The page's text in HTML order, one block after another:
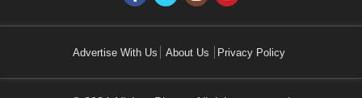
Advertise With Us About Us Privacy Policy